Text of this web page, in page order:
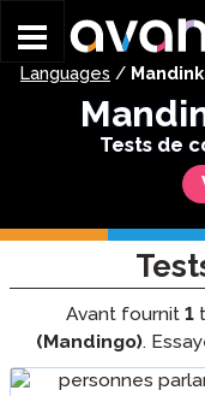
Languages /
Tests de
Avant fournit 1
(Mandingo).